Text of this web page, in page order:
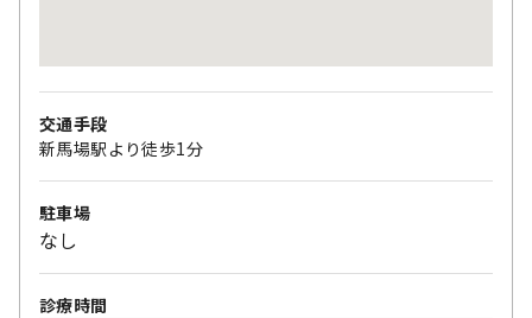
交通手段
新馬場駅より徒歩1分
駐車場
なし
診療時間